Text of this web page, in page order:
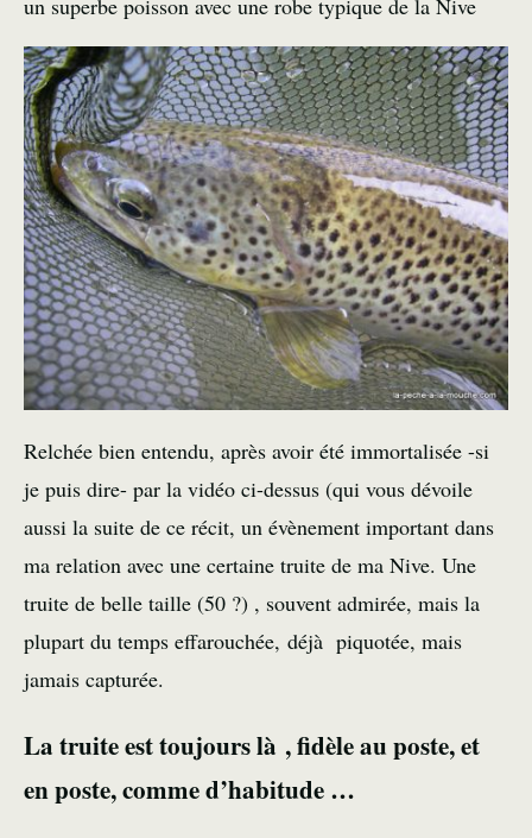
un superbe poisson avec une robe typique de la Nive
Relchée bien entendu, après avoir été immortalisée -si
je puis dire- par la vidéo ci-dessus (qui vous dévoile
aussi la suite de ce récit, un évènement important dans
ma relation avec une certaine truite de ma Nive. Une
truite de belle taille (50 ?) , souvent admirée, mais la
plupart du temps effarouchée, déjà piquotée, mais
jamais capturée.
La truite est toujours là , fidèle au poste, et
en poste, comme d’habitude …